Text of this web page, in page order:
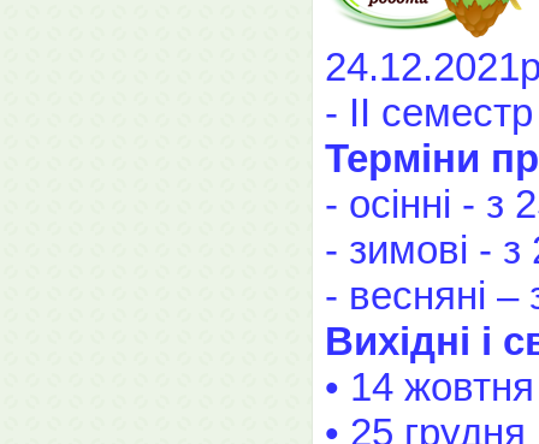
- ІІ
Терміни
- осінні -
- зимові -
- весняні
Вихідні і
• 14
• 25